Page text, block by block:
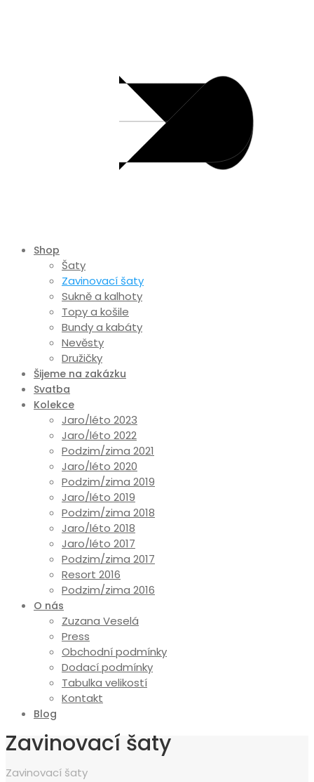
Shop
Šaty
Zavinovací šaty
Sukně a kalhoty
Topy a košile
Bundy a kabáty
Nevěsty
Družičky
Šijeme na zakázku
Svatba
Kolekce
Jaro/léto 2023
Jaro/léto 2022
Podzim/zima 2021
Jaro/léto 2020
Podzim/zima 2019
Jaro/léto 2019
Podzim/zima 2018
Jaro/léto 2018
Jaro/léto 2017
Podzim/zima 2017
Resort 2016
Podzim/zima 2016
O nás
Zuzana Veselá
Press
Obchodní podmínky
Dodací podmínky
Tabulka velikostí
Kontakt
Blog
Zavinovací šaty
Zavinovací šaty